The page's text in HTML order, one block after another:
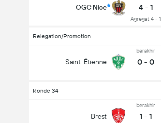
OGC Nice 4 - 1
Agregat 4 - 1
Relegation/Promotion
Saint-Étienne
berakhir
0 - 0
Ronde 34
Brest
berakhir
1 - 1